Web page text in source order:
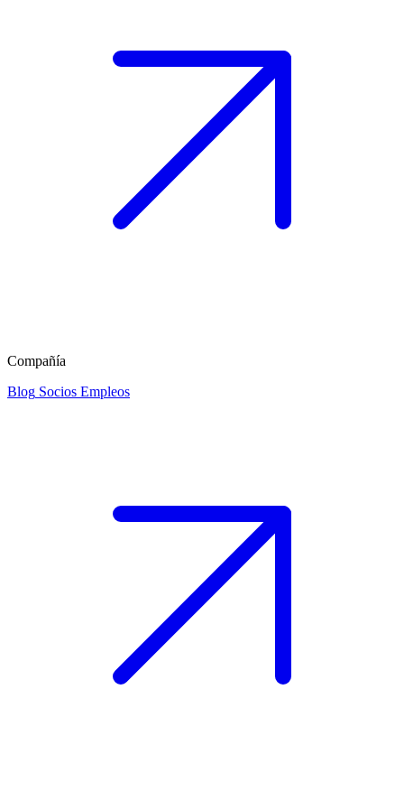
Compañía
Blog Socios Empleos